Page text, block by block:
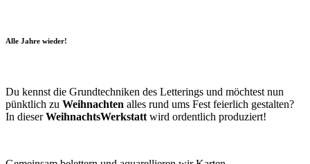
Alle Jahre wieder!
Du kennst die Grundtechniken des Letterings und möchtest nun
pünktlich zu Weihnachten alles rund ums Fest feierlich gestalten?
In dieserWeihnachtsWerkstatt wird ordentlich produziert!